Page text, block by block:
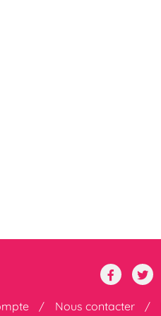
Nous contacter